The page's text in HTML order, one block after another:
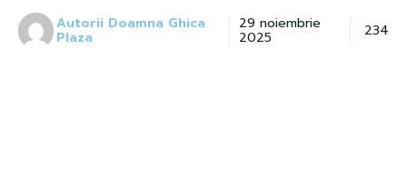
Autorii Doamna Ghica
Plaza
29 noiembrie
2025 234